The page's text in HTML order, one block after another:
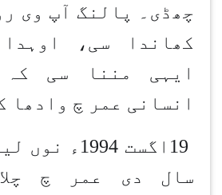
چھڈی۔ پالنگ آپ وی
کھاندا سی،
ایہی مننا سی
انسانی عمر چ وادھا
19
سال دی عمر چ